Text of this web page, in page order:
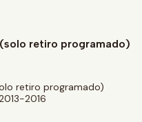
retiro programado)
retiro programado)
2016